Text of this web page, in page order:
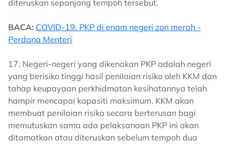
diteruskan sepanjang tempoh tersebut.
BACA: COVID-19: PKP di enam negeri zon merah -
Perdana Menteri
17. Negeri-negeri yang dikenakan PKP adalah negeri
yang berisiko tinggi hasil penilaian risiko oleh KKM dan
tahap keupayaan perkhidmatan kesihatannya telah
hampir mencapai kapasiti maksimum. KKM akan
membuat penilaian risiko secara berterusan bagi
memutuskan sama ada pelaksanaan PKP ini akan
ditamatkan atau diteruskan sebelum tempoh dua